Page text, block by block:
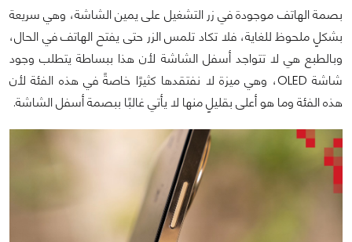
بصمة الهاتف موجودة في زر التشغيل على يمين الشاشة، وهي سريعة
بشكلٍ ملحوظ للغاية، فلا تكاد تلمس الزر حتى يفتح الهاتف في الحال،
وبالطبع هي لا تتواجد أسفل الشاشة لأن هذا ببساطة يتطلب وجود
شاشة OLED، وهي ميزة لا نفتقدها كثيرًا خاصةً في هذه الفئة لأن
هذه الفئة وما هو أعلى بقليلٍ منها لا يأتي غالبًا ببصمة أسفل الشاشة.